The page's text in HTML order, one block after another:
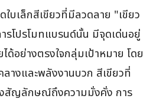
ใบเล็กสีเขียวที่มีลวดลาย "เขียว
รโปรโมทแบรนด์นั้น มีจุดเด่นอยู่
ด้อย่างตรงใจกลุ่มเป้าหมาย โดย
ลางและพลังงานบวก สีเขียวที่
งสัญลักษณ์ถึงความมั่งคั่ง การ